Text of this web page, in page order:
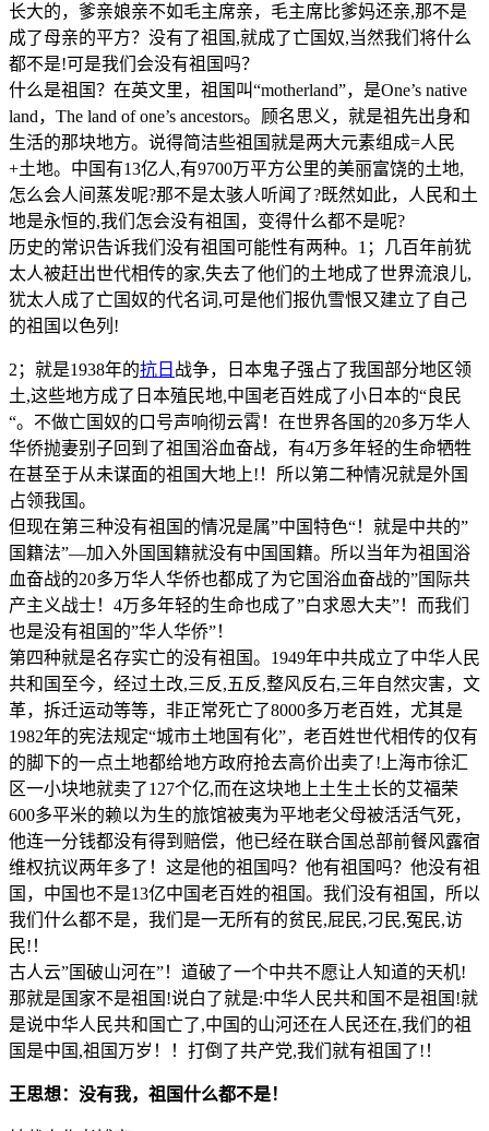
长大的，爹亲娘亲不如毛主席亲，毛主席比爹妈还亲,那不是
成了母亲的平方？没有了祖国,就成了亡国奴,当然我们将什么
都不是!可是我们会没有祖国吗？
什么是祖国？在英文里，祖国叫“motherland”，是One’s native
land，The land of one’s ancestors。顾名思义，就是祖先出身和
生活的那块地方。说得简洁些祖国就是两大元素组成=人民
+土地。中国有13亿人,有9700万平方公里的美丽富饶的土地,
怎么会人间蒸发呢?那不是太骇人听闻了?既然如此，人民和土
地是永恒的,我们怎会没有祖国，变得什么都不是呢?
历史的常识告诉我们没有祖国可能性有两种。1；几百年前犹
太人被赶出世代相传的家,失去了他们的土地成了世界流浪儿,
犹太人成了亡国奴的代名词,可是他们报仇雪恨又建立了自己
的祖国以色列!
2；就是1938年的抗日 战争，日本鬼子强占了我国部分地区领
土,这些地方成了日本殖民地,中国老百姓成了小日本的“良民
“。不做亡国奴的口号声响彻云霄！在世界各国的20多万华人
华侨抛妻别子回到了祖国浴血奋战，有4万多年轻的生命牺牲
在甚至于从未谋面的祖国大地上!！所以第二种情况就是外国
占领我国。
但现在第三种没有祖国的情况是属”中国特色“！就是中共的”
国籍法”—加入外国国籍就没有中国国籍。所以当年为祖国浴
血奋战的20多万华人华侨也都成了为它国浴血奋战的”国际共
产主义战士！4万多年轻的生命也成了”白求恩大夫”！而我们
也是没有祖国的”华人华侨”！
第四种就是名存实亡的没有祖国。1949年中共成立了中华人民
共和国至今，经过土改,三反,五反,整风反右,三年自然灾害，文
革，拆迁运动等等，非正常死亡了8000多万老百姓，尤其是
1982年的宪法规定“城市土地国有化”，老百姓世代相传的仅有
的脚下的一点土地都给地方政府抢去高价出卖了!上海市徐汇
区一小块地就卖了127个亿,而在这块地上土生土长的艾福荣
600多平米的赖以为生的旅馆被夷为平地老父母被活活气死，
他连一分钱都没有得到赔偿，他已经在联合国总部前餐风露宿
维权抗议两年多了！这是他的祖国吗？他有祖国吗？他没有祖
国，中国也不是13亿中国老百姓的祖国。我们没有祖国，所以
我们什么都不是，我们是一无所有的贫民,屁民,刁民,冤民,访
民!！
古人云”国破山河在”！道破了一个中共不愿让人知道的天机!
那就是国家不是祖国!说白了就是:中华人民共和国不是祖国!就
是说中华人民共和国亡了,中国的山河还在人民还在,我们的祖
国是中国,祖国万岁！！打倒了共产党,我们就有祖国了!！
王思想：没有我，祖国什么都不是！